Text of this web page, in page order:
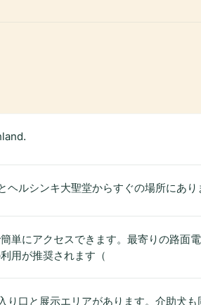
ルシンキ大聖堂からすぐの場所にあり
単にアクセスできます。最寄りの路
用が推奨されます（
り口と展示エリアがあります。介助犬